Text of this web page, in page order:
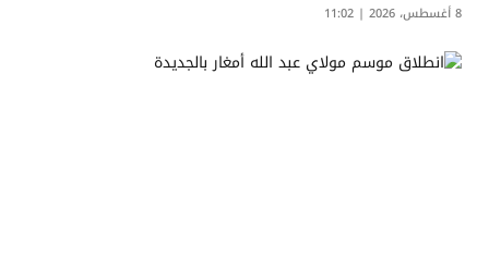
8 أغسطس، 2026 | 11:02